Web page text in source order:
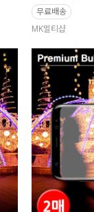
무료배송
MK멀티샵